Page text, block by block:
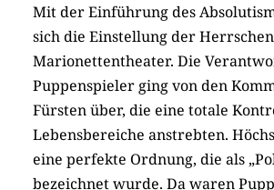
Mit der Einführung des
sich die Einstellung der
Marionettentheater. Die
Puppenspieler ging von den
Fürsten über, die eine totale
Lebensbereiche anstrebten.
eine perfekte Ordnung, die als
bezeichnet wurde. Da waren